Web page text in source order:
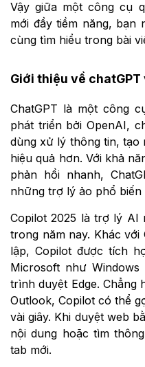
Vậy giữa một công cụ
mới đầy tiềm năng,
cùng tìm hiểu trong bài
Giới thiệu về
ChatGPT là một công
phát triển bởi OpenAI,
dùng xử lý thông tin, tạo
hiệu quả hơn. Với khả
phản hồi nhanh,
những trợ lý ảo phổ biến
Copilot 2025 là trợ lý AI
trong năm nay. Khác với
lập, Copilot được tích
Microsoft như
trình duyệt Edge. Chẳng
Outlook, Copilot có thể
vài giây. Khi duyệt web
nội dung hoặc tìm
tab mới.